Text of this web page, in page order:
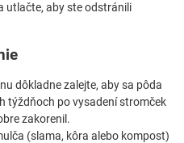
utlačte, aby ste odstránili
dôkladne zalejte, aby sa pôda
týždňoch po vysadení stromček
zakorenil.
(slama, kôra alebo kompost)